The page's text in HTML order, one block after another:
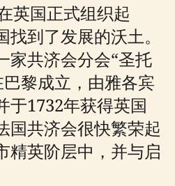
英国正式组织起
到了发展的沃土。
家共济会分会“圣托
黎成立，由雅各宾
于1732年获得英国
国共济会很快繁荣起
精英阶层中，并与启